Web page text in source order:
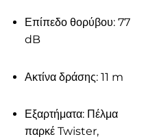
Επίπεδο θορύβου: 77
dB
Ακτίνα δράσης: 11 m
Εξαρτήματα: Πέλμα
παρκέ Twister,